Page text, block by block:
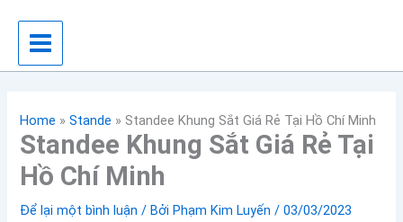
dung
Home »Stande » Standee Khung Sắt Giá Rẻ Tại Hồ Chí Minh
Standee Khung Sắt Giá Rẻ Tại
Hồ Chí Minh
Để lại một bình luận / BởiPhạm Kim Luyến/03/03/2023